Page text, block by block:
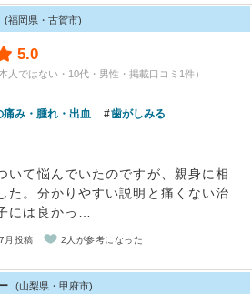
(福岡県・古賀市)
5.0
人ではない・10代・男性・掲載口コミ1件）
痛み・腫れ・出血 歯がしみる
いて悩んでいたのですが、親身に相
た。分かりやすい説明と痛くない治
には良かっ…
月投稿 2人が参考になった
(山梨県・甲府市)